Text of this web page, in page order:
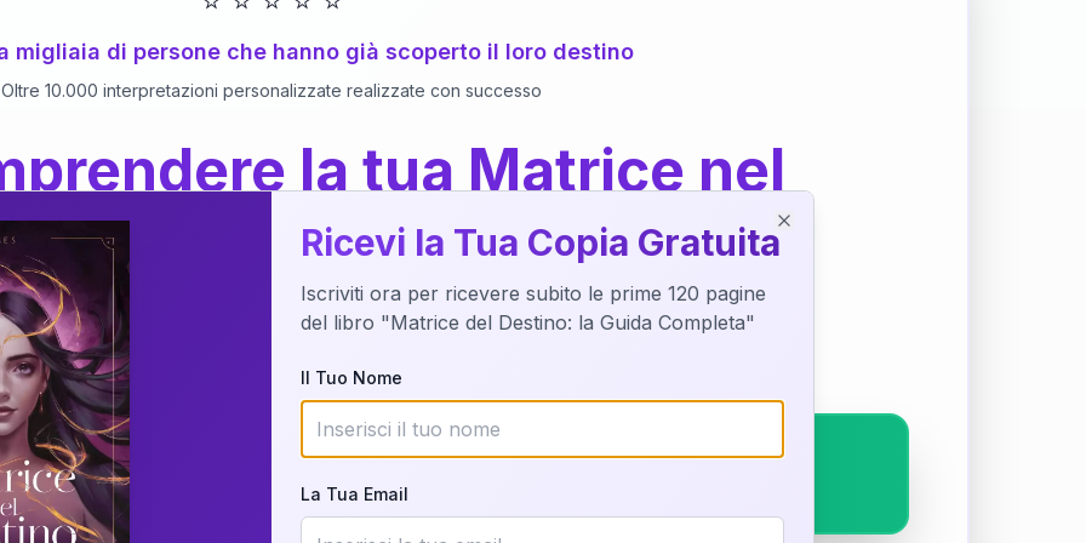
migliaia di persone che hanno già scoperto il loro destino
Oltre 10.000 interpretazioni personalizzate realizzate con successo
la tua Matrice nel
dettaglio?
della tua Matrice del Destino attraverso una nostra interpretazione
o studiando attraverso il manuale completo.
Richiedi Interpretazione
✨ Interpretazione personalizzata
del Libro
Ricevi la Tua Copia Gratuita
Iscriviti ora per ricevere subito le prime 120 pagine
del libro "Matrice del Destino: la Guida Completa"
Il Tuo Nome
La Tua Email